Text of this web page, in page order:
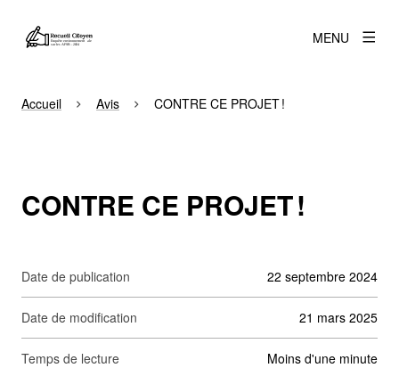
MENU
Accueil Avis CONTRE CE PROJET !
CONTRE CE PROJET !
Date de publication 22 septembre 2024
Date de modification 21 mars 2025
Temps de lecture moins d'une minute